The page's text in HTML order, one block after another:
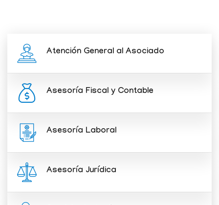
Atención General al Asociado
Asesoría Fiscal y Contable
Asesoría Laboral
Asesoría Jurídica